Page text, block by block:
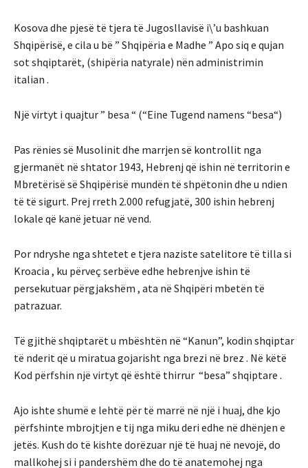
Kosova dhe pjesë të tjera të Jugosllavisë i\’u bashkuan
Shqipërisë, e cila u bë ” Shqipëria e Madhe ” Apo siq e qujan
sot shqiptarët, (shipëria natyrale) nën administrimin
italian .
Një virtyt i quajtur ” besa “ (“Eine Tugend namens “besa“)
Pas rënies së Musolinit dhe marrjen së kontrollit nga
gjermanët në shtator 1943, Hebrenj që ishin në territorin e
Mbretërisë së Shqipërisë mundën të shpëtonin dhe u ndien
të të sigurt. Prej rreth 2.000 refugjatë, 300 ishin hebrenj
lokale që kanë jetuar në vend.
Por ndryshe nga shtetet e tjera naziste satelitore të tilla si
Kroacia , ku përveç serbëve edhe hebrenjve ishin të
persekutuar përgjakshëm , ata në Shqipëri mbetën të
patrazuar.
Të gjithë shqiptarët u mbështën në “Kanun”, kodin shqiptar
të nderit që u miratua gojarisht nga brezi në brez . Në këtë
Kod përfshin një virtyt që është thirrur “besa” shqiptare .
Ajo ishte shumë e lehtë për të marrë në një i huaj, dhe kjo
përfshinte mbrojtjen e tij nga miku deri edhe në dhënjen e
jetës. Kush do të kishte dorëzuar një të huaj në nevojë, do
mallkohej si i pandershëm dhe do të anatemohej nga